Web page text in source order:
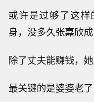
或许是过够了这
身，没多久张嘉欣成
除了丈夫能赚钱，
最关键的是婆婆老